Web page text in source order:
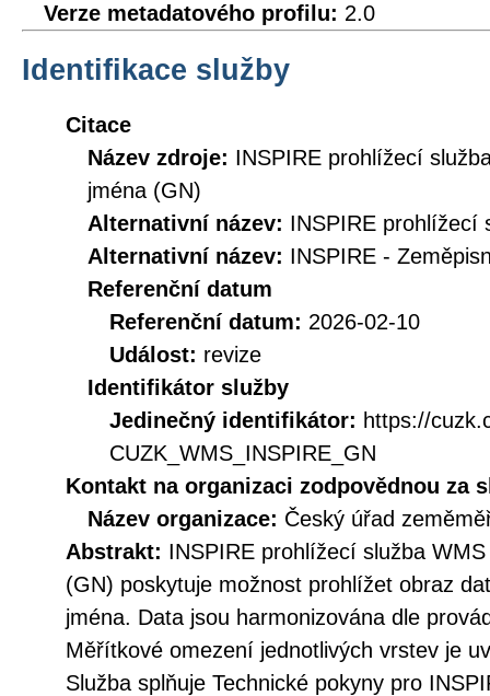
Verze metadatového profilu: 2.0
Identifikace služby
Citace
Název zdroje: INSPIRE prohlížecí
jména (GN)
Alternativní název: INSPIRE prohlížecí
Alternativní název: INSPIRE -
Referenční datum
Referenční datum: 2026-02-10
Událost: revize
Identifikátor služby
Jedinečný identifikátor: https://
CUZK_WMS_INSPIRE_GN
Kontakt na organizaci zodpovědnou za
Název organizace: Český úřad
Abstrakt: INSPIRE prohlížecí služba
(GN) poskytuje možnost prohlížet obraz
jména. Data jsou harmonizována dle
Měřítkové omezení jednotlivých vrstev je
Služba splňuje Technické pokyny pro